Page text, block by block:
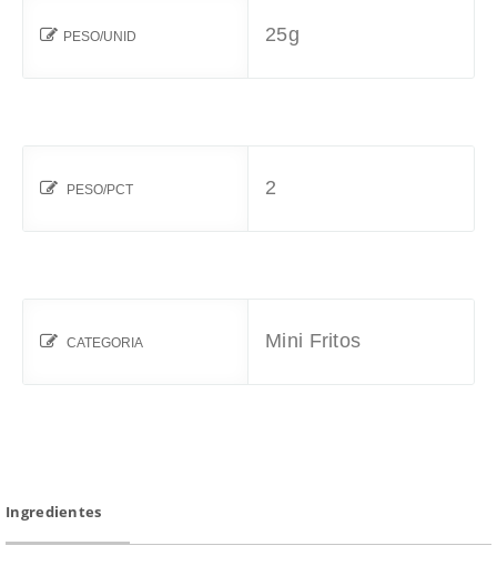
PESO/UNID 25g
PESO/PCT 2
CATEGORIA Mini Fritos
Ingredientes